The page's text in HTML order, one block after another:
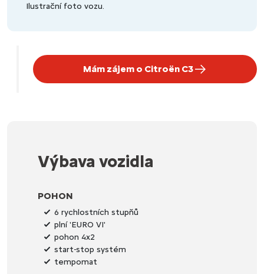
Výbava vozidla
POHON
6 rychlostních stupňů
plní 'EURO VI'
pohon 4x2
start-stop systém
tempomat
Ilustrační foto vozu.
Mám zájem o Citroën C3